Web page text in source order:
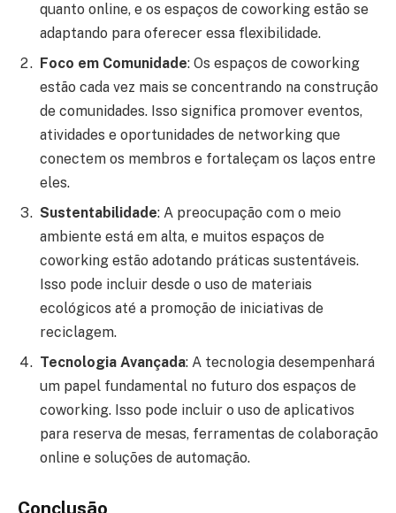
quanto online, e os espaços de coworking estão se
adaptando para oferecer essa flexibilidade.
Foco em Comunidade: Os espaços de coworking
estão cada vez mais se concentrando na construção
de comunidades. Isso significa promover eventos,
atividades e oportunidades de networking que
conectem os membros e fortaleçam os laços entre
eles.
Sustentabilidade: A preocupação com o meio
ambiente está em alta, e muitos espaços de
coworking estão adotando práticas sustentáveis.
Isso pode incluir desde o uso de materiais
ecológicos até a promoção de iniciativas de
reciclagem.
Tecnologia Avançada: A tecnologia desempenhará
um papel fundamental no futuro dos espaços de
coworking. Isso pode incluir o uso de aplicativos
para reserva de mesas, ferramentas de colaboração
online e soluções de automação.
Conclusão